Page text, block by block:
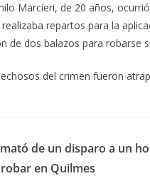
Marcieri, de 20 años,
repartos para la
de dos balazos para robarse
del crimen fueron
de un disparo a un
en Quilmes